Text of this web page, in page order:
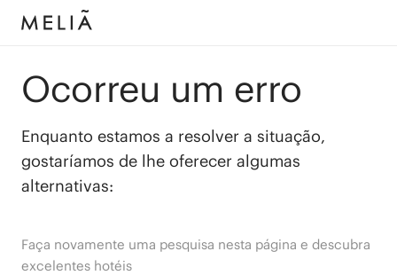
Ocorreu um erro
Enquanto estamos a resolver a situação,
gostaríamos de lhe oferecer algumas
alternativas:
Faça novamente uma pesquisa nesta página e descubra
excelentes hotéis